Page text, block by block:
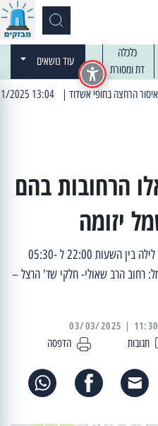
כלכלה
דת ומסורת
עוד נושאים
| 13:04 14/01/2025 עובדים בלילות: עבודות קרצוף וריבוד אספלט
הרחובות בהם
יזומה
ביום ה' 06/03/2025 תבוצענה עבודת לילה בין השעות 22:00 ל -05:30
רחוב הרב שאולי- חלקי שד' הרצל –
תגובות הדפסה
11:30 | 03/03/2025